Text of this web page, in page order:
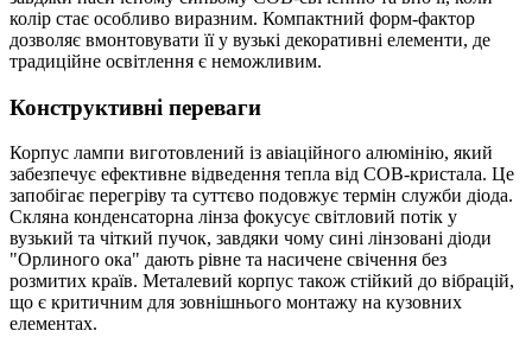
колір стає особливо виразним. Компактний форм-фактор
дозволяє вмонтовувати її у вузькі декоративні елементи, де
традиційне освітлення є неможливим.
Конструктивні переваги
Корпус лампи виготовлений із авіаційного алюмінію, який
забезпечує ефективне відведення тепла від COB-кристала. Це
запобігає перегріву та суттєво подовжує термін служби діода.
Скляна конденсаторна лінза фокусує світловий потік у
вузький та чіткий пучок, завдяки чому сині лінзовані діоди
"Орлиного ока" дають рівне та насичене свічення без
розмитих країв. Металевий корпус також стійкий до вібрацій,
що є критичним для зовнішнього монтажу на кузовних
елементах.